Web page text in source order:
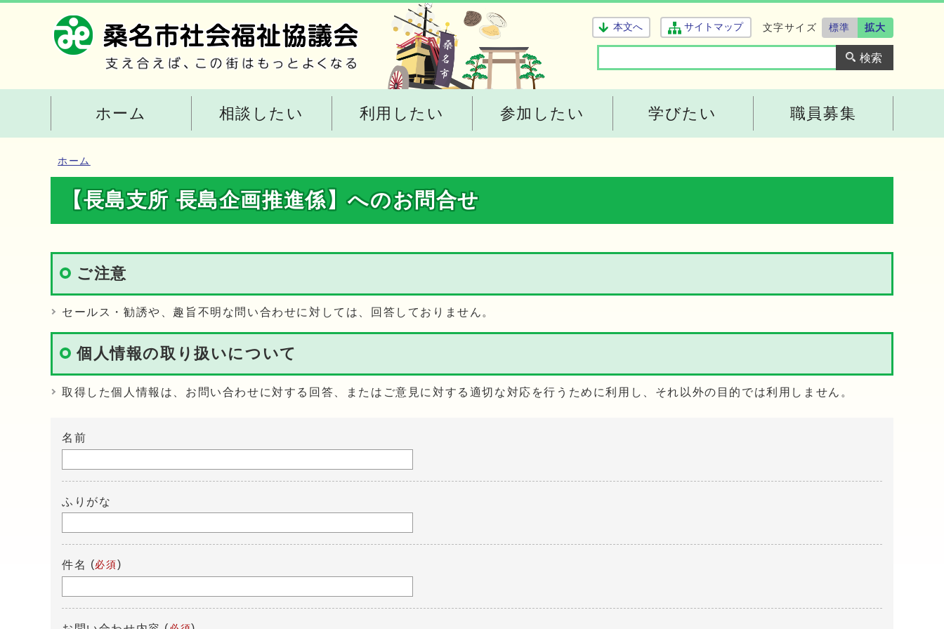
本文へ サイトマップ 文字サイズ 標準 拡大
ホーム 相談したい 利用したい 参加したい 学びたい 職員募集
ホーム
【長島支所 長島企画推進係】へのお問合せ
ご注意
セールス・勧誘や、趣旨不明な問い合わせに対しては、回答しておりません。
個人情報の取り扱いについて
取得した個人情報は、お問い合わせに対する回答、またはご意見に対する適切な対応を行うために利用し、それ以外の目的では利用しません。
名前
ふりがな
件名 (必須 )